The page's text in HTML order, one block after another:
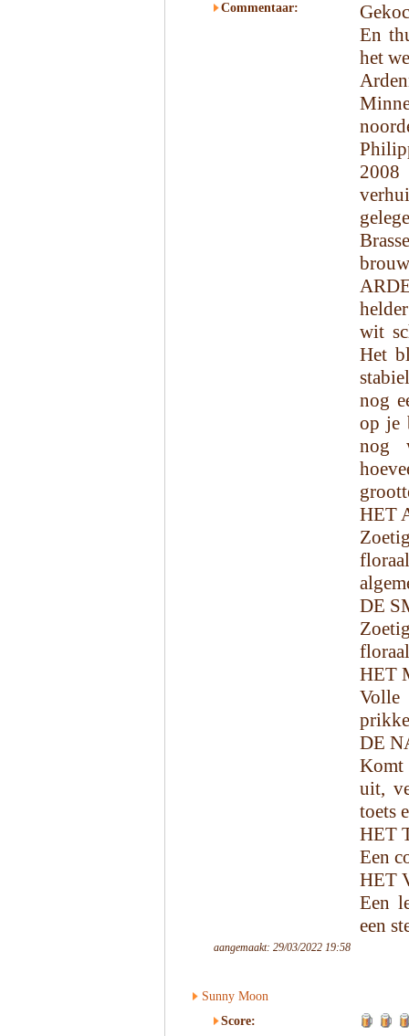
Commentaar:
En
het
2008
wit
Het
nog
op je
nog
HET
DE
HET
DE
Komt
uit,
toets
HET
Een
HET
Een
een
aangemaakt: 29/03/2022 19:58
Sunny Moon
Score: